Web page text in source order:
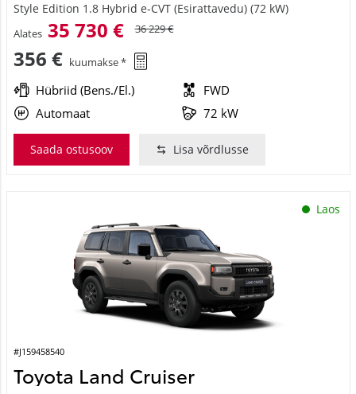
Style Edition 1.8 Hybrid e-CVT (Esirattavedu) (72 kW)
Alates 35 730 € 36 229 €
356 € kuumakse *
Hübriid (Bens./El.)
FWD
Automaat
72 kW
Saada ostusoov Lisa võrdlusse
Laos
#J159458540
Toyota Land Cruiser